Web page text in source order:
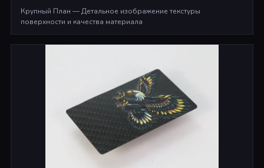
Крупный План — Детальное изображение текстуры
поверхности и качества материала